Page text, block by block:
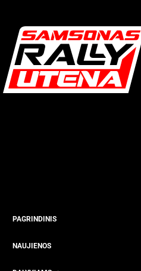
PAGRINDINIS
NAUJIENOS